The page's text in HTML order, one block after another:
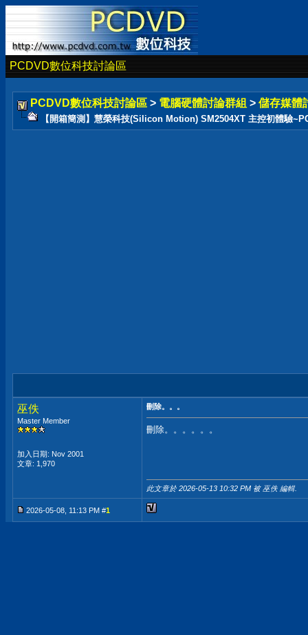
PCDVD數位科技討論區
PCDVD數位科技討論區 > 電腦硬體討論群組 > 儲存媒體
【開箱簡測】慧榮科技(Silicon Motion) SM2504XT 主控初體驗
巫佚
Master Member
加入日期: Nov 2001
文章: 1,970
刪除。。。
刪除。。。。。。
此文章於 2026-05-13 10:32 PM 被 巫佚 編輯.
2026-05-08, 11:13 PM #1